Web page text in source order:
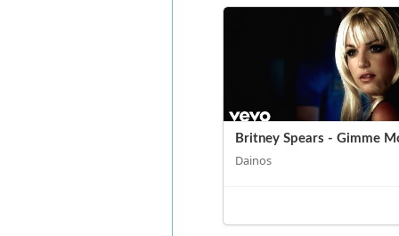
Britney Spears - Gimme
Dainos